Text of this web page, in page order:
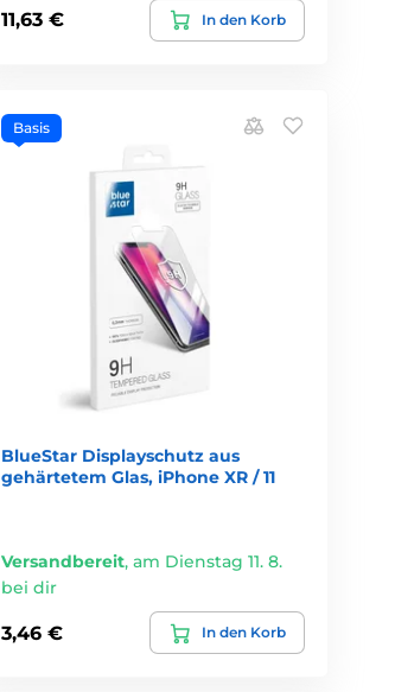
11,63 € In den Korb
Basis
BlueStar Displayschutz aus
gehärtetem Glas, iPhone XR / 11
Versandbereit,am Dienstag 11. 8.
bei dir
3,46 € In den Korb